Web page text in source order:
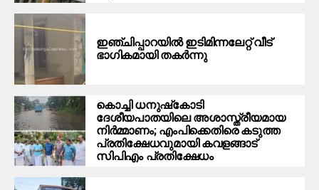
ഇഞ്ചിപ്പാറയില്‍ ഇടിമിന്നലേറ്റ് വീട്
ഭാഗികമായി തകര്‍ന്നു
കൊച്ചി ധനുഷ്‌കോടി
ദേശീയപാതയിലെ അശാസ്ത്രീയമായ
നിര്‍മ്മാണം; എംപിക്കെതിരെ കടുത്ത
പ്രതിക്ഷേധവുമായി കവളങ്ങാട്
സിപിഎം പ്രതിക്ഷേധം